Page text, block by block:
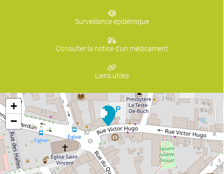
Surveillance épidémique
Consulter la notice d’un médicament
Liens utiles
+
−